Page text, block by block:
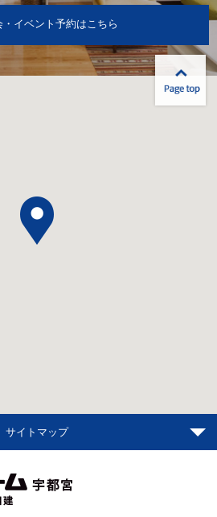
・イベント予約はこちら
サイトマップ